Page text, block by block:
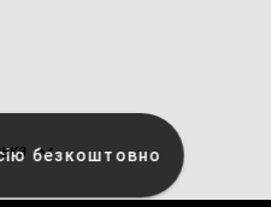
безкоштовно